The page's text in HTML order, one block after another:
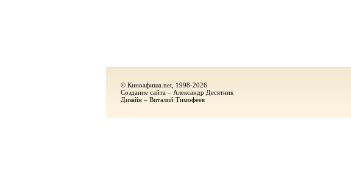
© Киноафиша.net, 1998-2026
Создание сайта – Александр Десятник
Дизайн – Виталий Тимофеев